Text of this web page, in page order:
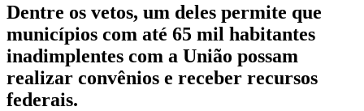
Dentre os vetos, um deles permite que
municípios com até 65 mil habitantes
inadimplentes com a União possam
realizar convênios e receber recursos
federais.